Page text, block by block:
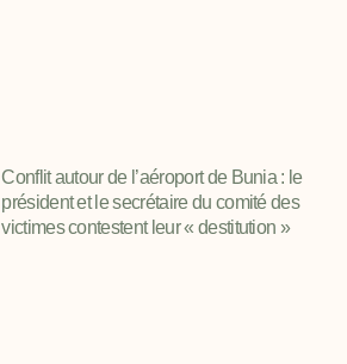
Conflit autour de l’aéroport de Bunia : le
président et le secrétaire du comité des
victimes contestent leur « destitution »